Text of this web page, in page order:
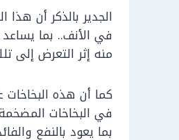
الجدير بالذكر أن
في الأنف.. بما يساعد
منه إثر التعرض إلى
كما أن هذه
في البخاخات
بما يعود بالنفع